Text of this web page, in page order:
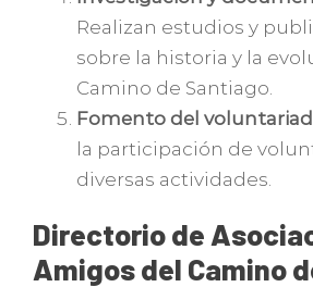
Realizan estudios y
sobre la historia y la
Camino de Santiago.
Fomento del
la participación de
diversas actividades.
Directorio de
Amigos del Camino